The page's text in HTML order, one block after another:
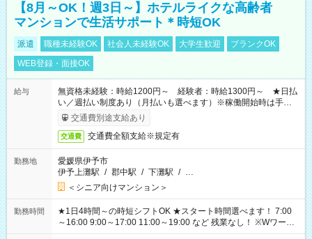
【8月～OK！週3日～】ホテルライクな高齢者
マンションで生活サポート＊時短OK
派遣 職種未経験OK 社会人未経験OK 大学生歓迎
ブランクOK
WEB登録・面接OK
給与
無資格未経験：時給1200円～ 経験者：時給1300円～ ★日払
い／週払い制度あり（月払いも選べます）※稼働開始時は手続き
完了次第のお支払いとなります。
交通費別途支給あり
交通費 交通費全額支給※規定有
勤務地
愛媛県伊予市
伊予上灘駅 / 郡中駅 / 下灘駅 / …
＜シニア向けマンション＞
勤務時間
★1日4時間～の時短シフトOK ★スタート時間選べます！ 7:00
～16:00 9:00～17:00 11:00～19:00 など 残業なし！ ※Wワーク
の場合、他のお仕事と合わせ週40時間超の就業はご案内できま